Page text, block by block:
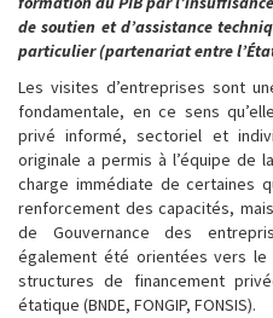
de soutien et d’assistance
particulier (partenariat entre
Les visites d’entreprises sont
fondamentale, en ce sens
privé informé, sectoriel et
originale a permis à l’équipe de
charge immédiate de certaines
renforcement des capacités,
de Gouvernance des
également été orientées vers le
structures de financement
étatique (BNDE, FONGIP, FONSIS).